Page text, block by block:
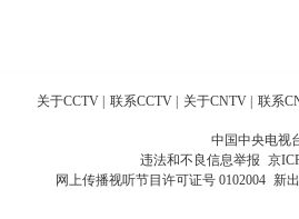
关于CCTV 联系CCTV 关于CNTV 联系
中国中央电视
违法和不良信息举报 京
网上传播视听节目许可证号 0102004 新